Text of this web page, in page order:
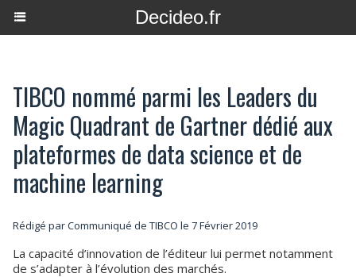
Decideo.fr
TIBCO nommé parmi les Leaders du
Magic Quadrant de Gartner dédié aux
plateformes de data science et de
machine learning
Rédigé par Communiqué de TIBCO le 7 Février 2019
La capacité d’innovation de l’éditeur lui permet notamment
de s’adapter à l’évolution des marchés.